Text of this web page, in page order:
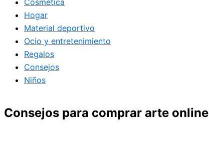
Hogar
Material deportivo
Ocio y entretenimiento
Regalos
Consejos
Niños
Consejos para comprar arte online